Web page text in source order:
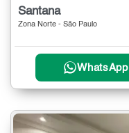
Santana
Zona Norte - São Paulo
WhatsApp